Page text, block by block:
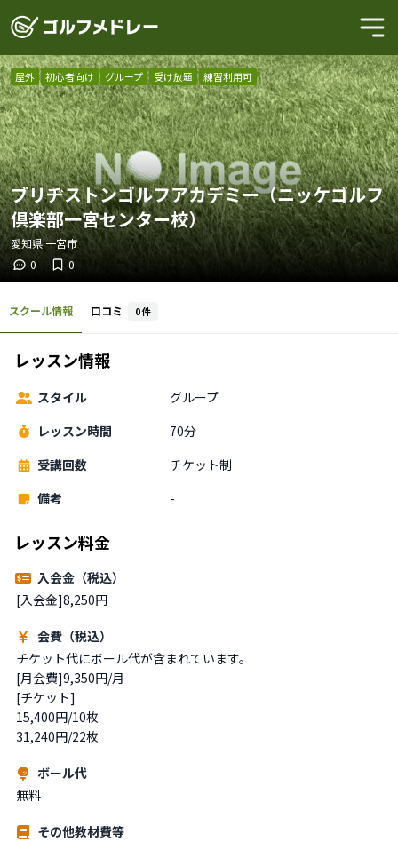
屋外 初心者向け グループ 受け放題 練習利用可
ブリヂストンゴルフアカデミー（ニッケゴルフ
倶楽部一宮センター校）
愛知県一宮市
0
0
スクール情報 口コミ 0件
レッスン情報
スタイル
グループ
レッスン時間
70分
受講回数
チケット制
備考
-
レッスン料金
入会金（税込）
[入会金]8,250円
会費（税込）
チケット代にボール代が含まれています。
[月会費]9,350円/月
[チケット]
15,400円/10枚
31,240円/22枚
ボール代
無料
その他教材費等